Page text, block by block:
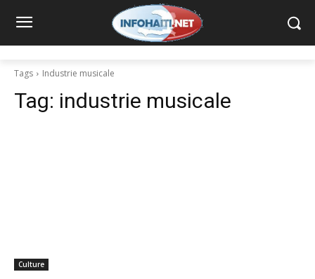
Tags Industrie musicale
Tag: industrie musicale
Culture